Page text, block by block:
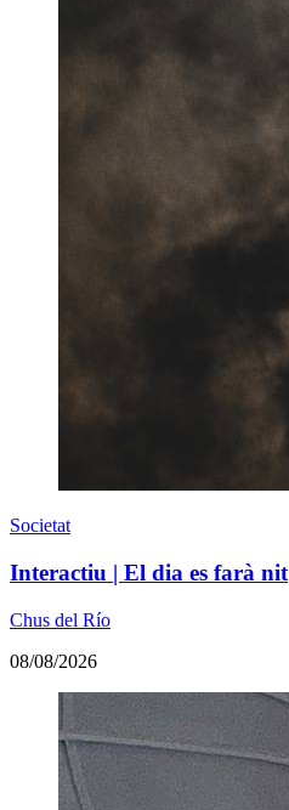
Societat
Interactiu | El dia es farà nit
Chus del Río
08/08/2026